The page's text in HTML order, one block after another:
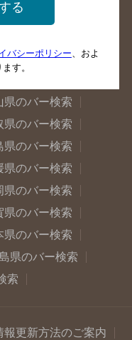
県のバー検索
県のバー検索
県のバー検索
県のバー検索
県のバー検索
県のバー検索
県のバー検索
県のバー検索
県のバー検索
県のバー検索
索
報更新方法のご案内
る
バシーポリシー、およ
す。